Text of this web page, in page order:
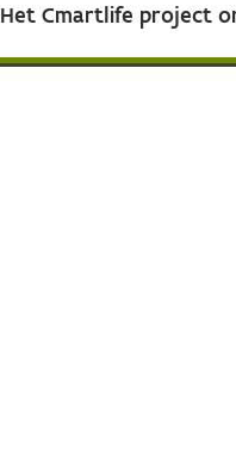
Het Cmartlife project